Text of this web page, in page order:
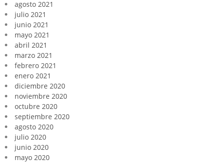
agosto 2021
julio 2021
junio 2021
mayo 2021
abril 2021
marzo 2021
febrero 2021
enero 2021
diciembre 2020
noviembre 2020
octubre 2020
septiembre 2020
agosto 2020
julio 2020
junio 2020
mayo 2020